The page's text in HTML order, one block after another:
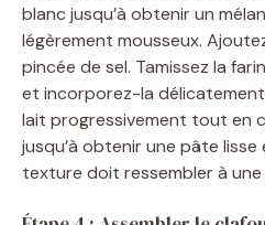
o
blanc jusqu’à obtenir un
légèrement mousseux.
pincée de sel. Tamissez la
et incorporez-la
lait progressivement tout en
jusqu’à obtenir une pâte lisse
texture doit ressembler à une